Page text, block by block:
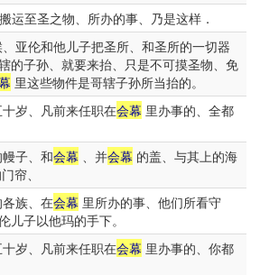
搬运至圣之物、所办的事、乃是这样．
亚伦和他儿子把圣所、和圣所的一切器
的子孙、就要来抬、只是不可摸圣物、免
里这些物件是哥辖子孙所当抬的。
岁、凡前来任职在会幕 里办事的、全都
子、和会幕 、并会幕 的盖、与其上的海
帘、
族、在会幕 里所办的事、他们所看守
儿子以他玛的手下。
岁、凡前来任职在会幕 里办事的、你都